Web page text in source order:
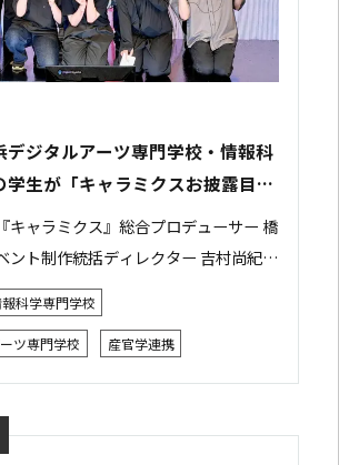
デジタルアーツ専門学校・情報科
学生が「キャラミクスお披露目イ
営スタッフとして参加しました
キャラミクス』総合プロデューサー 橋
ント制作統括ディレクター 吉村尚紀さ
、都内で開催された株式会社リモア
クスお披露目イベント」...
科学専門学校
ツ専門学校 産官学連携